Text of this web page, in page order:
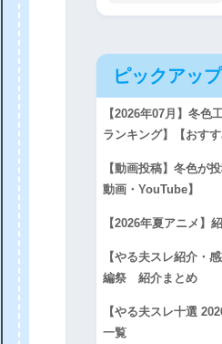
ピックアッ
【2026年07月】冬色
ランキング】【おすす
【動画投稿】冬色が
動画・YouTube】
【2026年夏アニメ】
【やる夫スレ紹介・
編祭 紹介まとめ
【やる夫スレ十選
一覧